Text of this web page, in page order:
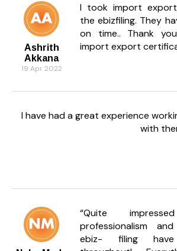
Ashrith
Akkana
19 Apr 2022
I took import
the ebizfiling. They
on time.. Thank
import export
I have had a great experience
with
“Quite
professionalism
ebiz- filing have